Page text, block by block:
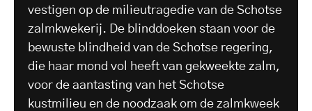
vestigen op de milieutragedie van de Schotse
zalmkwekerij. De blinddoeken staan voor de
bewuste blindheid van de Schotse regering,
die haar mond vol heeft van gekweekte zalm,
voor de aantasting van het Schotse
kustmilieu en de noodzaak om de zalmkweek